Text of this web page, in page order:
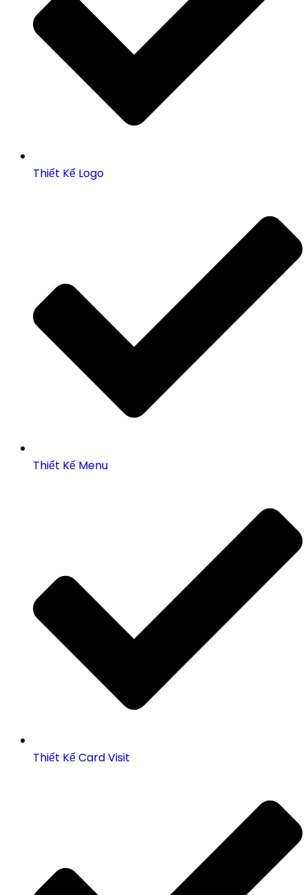
Thiết Kế Logo
Thiết Kế Menu
Thiết Kế Card Visit